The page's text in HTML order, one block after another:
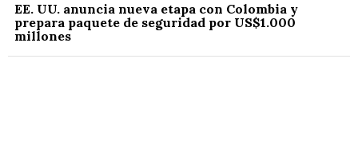
EE. UU. anuncia nueva etapa con Colombia y
prepara paquete de seguridad por US$1.000
millones